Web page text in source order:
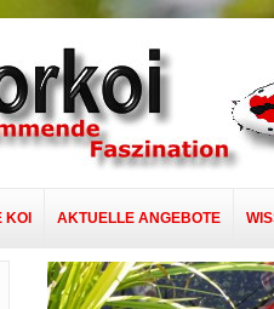
KOI AKTUELLE ANGEBOTE